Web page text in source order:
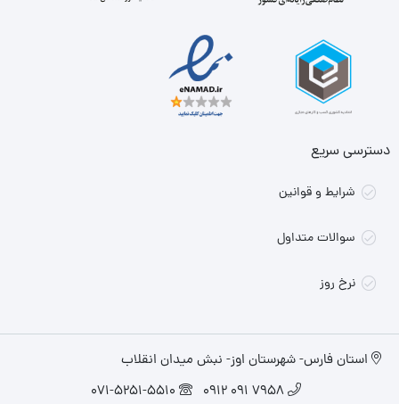
دسترسی سریع
شرایط و قوانین
سوالات متداول
نرخ روز
استان فارس- شهرستان اوز- نبش میدان انقلاب
7958 091 0912
071-5251-5510